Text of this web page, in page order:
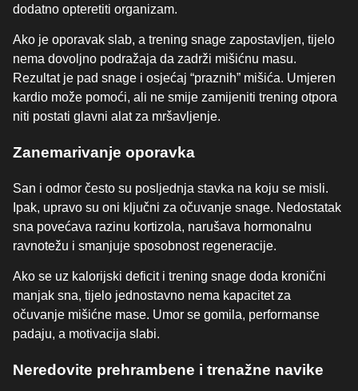
dodatno opteretiti organizam.
Ako je oporavak slab, a trening snage zapostavljen, tijelo
nema dovoljno podražaja da zadrži mišićnu masu.
Rezultat je pad snage i osjećaj “praznih” mišića. Umjeren
kardio može pomoći, ali ne smije zamijeniti trening otpora
niti postati glavni alat za mršavljenje.
Zanemarivanje oporavka
San i odmor često su posljednja stavka na koju se misli.
Ipak, upravo su oni ključni za očuvanje snage. Nedostatak
sna povećava razinu kortizola, narušava hormonalnu
ravnotežu i smanjuje sposobnost regeneracije.
Ako se uz kalorijski deficit i trening snage doda kronični
manjak sna, tijelo jednostavno nema kapacitet za
očuvanje mišićne mase. Umor se gomila, performanse
padaju, a motivacija slabi.
Neredovite prehrambene i trenažne navike